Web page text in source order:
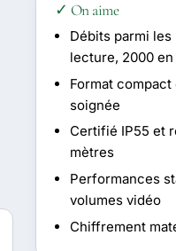
✓ On aime
Débits parmi
lecture, 2000
Format
soignée
Certifié IP55 et
mètres
Performances
volumes vidéo
Chiffrement